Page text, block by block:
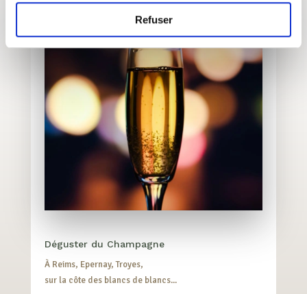
Refuser
Déguster du Champagne
À Reims, Epernay, Troyes,
sur la côte des blancs de blancs...